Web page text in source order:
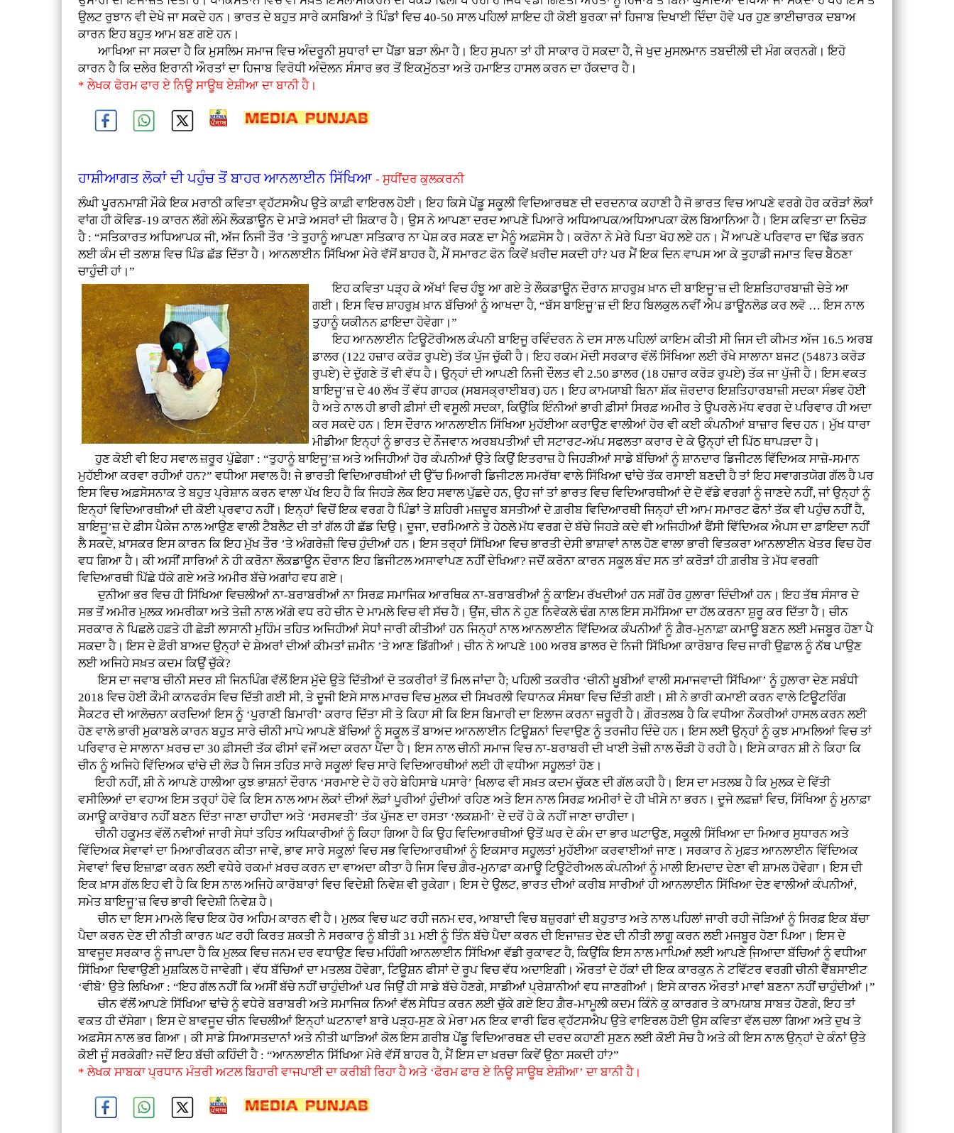
ਉਲਟ ਰੁਝਾਨ ਵੀ ਦੇਖੇ ਜਾ ਸਕਦੇ ਹਨ। ਭਾਰਤ ਦੇ ਬਹੁਤ ਸਾਰੇ ਕਸਬਿਆਂ ਤੇ ਪਿੰਡਾਂ ਵਿਚ 40-50 ਸਾਲ ਪਹਿਲਾਂ ਸ਼ਾਇਦ ਹੀ ਕੋਈ ਬੁਰਕਾ ਜਾਂ ਹਿਜਾਬ ਦਿਖਾਈ ਦਿੰਦਾ ਹੋਵੇ ਪਰ ਹੁਣ ਭਾਈਚਾਰਕ ਦਬਾਅ
ਕਾਰਨ ਇਹ ਬਹੁਤ ਆਮ ਬਣ ਗਏ ਹਨ।
ਆਖਿਆ ਜਾ ਸਕਦਾ ਹੈ ਕਿ ਮੁਸਲਿਮ ਸਮਾਜ ਵਿਚ ਅੰਦਰੂਨੀ ਸੁਧਾਰਾਂ ਦਾ ਪੈਂਡਾ ਬੜਾ ਲੰਮਾ ਹੈ। ਇਹ ਸੁਪਨਾ ਤਾਂ ਹੀ ਸਾਕਾਰ ਹੋ ਸਕਦਾ ਹੈ, ਜੇ ਖੁਦ ਮੁਸਲਮਾਨ ਤਬਦੀਲੀ ਦੀ ਮੰਗ ਕਰਨਗੇ। ਇਹੋ
ਕਾਰਨ ਹੈ ਕਿ ਦਲੇਰ ਇਰਾਨੀ ਔਰਤਾਂ ਦਾ ਹਿਜਾਬ ਵਿਰੋਧੀ ਅੰਦੋਲਨ ਸੰਸਾਰ ਭਰ ਤੋਂ ਇਕਮੁੱਠਤਾ ਅਤੇ ਹਮਾਇਤ ਹਾਸਲ ਕਰਨ ਦਾ ਹੱਕਦਾਰ ਹੈ।
* ਲੇਖਕ ਫੋਰਮ ਫਾਰ ਏ ਨਿਊ ਸਾਊਥ ਏਸ਼ੀਆ ਦਾ ਬਾਨੀ ਹੈ।
ਹਾਸ਼ੀਆਗਤ ਲੋਕਾਂ ਦੀ ਪਹੁੰਚ ਤੋਂ ਬਾਹਰ ਆਨਲਾਈਨ ਸਿੱਖਿਆ- ਸੁਧੀਂਦਰ ਕੁਲਕਰਨੀ
ਲੰਘੀ ਪੂਰਨਮਾਸ਼ੀ ਮੌਕੇ ਇਕ ਮਰਾਠੀ ਕਵਿਤਾ ਵ੍ਹੱਟਸਐਪ ਉਤੇ ਕਾਫ਼ੀ ਵਾਇਰਲ ਹੋਈ। ਇਹ ਕਿਸੇ ਪੇਂਡੂ ਸਕੂਲੀ ਵਿਦਿਆਰਥਣ ਦੀ ਦਰਦਨਾਕ ਕਹਾਣੀ ਹੈ ਜੋ ਭਾਰਤ ਵਿਚ ਆਪਣੇ ਵਰਗੇ ਹੋਰ ਕਰੋੜਾਂ ਲੋਕਾਂ
ਵਾਂਗ ਹੀ ਕੋਵਿਡ-19 ਕਾਰਨ ਲੱਗੇ ਲੰਮੇ ਲੌਕਡਾਊਨ ਦੇ ਮਾੜੇ ਅਸਰਾਂ ਦੀ ਸ਼ਿਕਾਰ ਹੈ। ਉਸ ਨੇ ਆਪਣਾ ਦਰਦ ਆਪਣੇ ਪਿਆਰੇ ਅਧਿਆਪਕ/ਅਧਿਆਪਕਾ ਕੋਲ ਬਿਆਨਿਆ ਹੈ। ਇਸ ਕਵਿਤਾ ਦਾ ਨਿਚੋੜ
ਹੈ : “ਸਤਿਕਾਰਤ ਅਧਿਆਪਕ ਜੀ, ਅੱਜ ਨਿਜੀ ਤੌਰ ’ਤੇ ਤੁਹਾਨੂੰ ਆਪਣਾ ਸਤਿਕਾਰ ਨਾ ਪੇਸ਼ ਕਰ ਸਕਣ ਦਾ ਮੈਨੂੰ ਅਫ਼ਸੋਸ ਹੈ। ਕਰੋਨਾ ਨੇ ਮੇਰੇ ਪਿਤਾ ਖੋਹ ਲਏ ਹਨ। ਮੈਂ ਆਪਣੇ ਪਰਿਵਾਰ ਦਾ ਢਿੱਡ ਭਰਨ
ਲਈ ਕੰਮ ਦੀ ਤਲਾਸ਼ ਵਿਚ ਪਿੰਡ ਛੱਡ ਦਿੱਤਾ ਹੈ। ਆਨਲਾਈਨ ਸਿੱਖਿਆ ਮੇਰੇ ਵੱਸੋਂ ਬਾਹਰ ਹੈ, ਮੈਂ ਸਮਾਰਟ ਫੋਨ ਕਿਵੇਂ ਖ਼ਰੀਦ ਸਕਦੀ ਹਾਂ? ਪਰ ਮੈਂ ਇਕ ਦਿਨ ਵਾਪਸ ਆ ਕੇ ਤੁਹਾਡੀ ਜਮਾਤ ਵਿਚ ਬੈਠਣਾ
ਚਾਹੁੰਦੀ ਹਾਂ।”
ਇਹ ਕਵਿਤਾ ਪੜ੍ਹ ਕੇ ਅੱਖਾਂ ਵਿਚ ਹੰਝੂ ਆ ਗਏ ਤੇ ਲੌਕਡਾਊਨ ਦੌਰਾਨ ਸ਼ਾਹਰੁਖ਼ ਖ਼ਾਨ ਦੀ ਬਾਇਜੂ’ਜ਼ ਦੀ ਇਸ਼ਤਿਹਾਰਬਾਜ਼ੀ ਚੇਤੇ ਆ
ਗਈ। ਇਸ ਵਿਚ ਸ਼ਾਹਰੁਖ਼ ਖ਼ਾਨ ਬੱਚਿਆਂ ਨੂੰ ਆਖਦਾ ਹੈ, “ਬੱਸ ਬਾਇਜੂ’ਜ਼ ਦੀ ਇਹ ਬਿਲਕੁਲ ਨਵੀਂ ਐਪ ਡਾਊਨਲੋਡ ਕਰ ਲਵੋ … ਇਸ ਨਾਲ
ਤੁਹਾਨੂੰ ਯਕੀਨਨ ਫ਼ਾਇਦਾ ਹੋਵੇਗਾ।”
ਇਹ ਆਨਲਾਈਨ ਟਿਊਟੋਰੀਅਲ ਕੰਪਨੀ ਬਾਇਜੂ ਰਵਿੰਦਰਨ ਨੇ ਦਸ ਸਾਲ ਪਹਿਲਾਂ ਕਾਇਮ ਕੀਤੀ ਸੀ ਜਿਸ ਦੀ ਕੀਮਤ ਅੱਜ 16.5 ਅਰਬ
ਡਾਲਰ (122 ਹਜ਼ਾਰ ਕਰੋੜ ਰੁਪਏ) ਤੱਕ ਪੁੱਜ ਚੁੱਕੀ ਹੈ। ਇਹ ਰਕਮ ਮੋਦੀ ਸਰਕਾਰ ਵੱਲੋਂ ਸਿੱਖਿਆ ਲਈ ਰੱਖੇ ਸਾਲਾਨਾ ਬਜਟ (54873 ਕਰੋੜ
ਰੁਪਏ) ਦੇ ਦੁੱਗਣੇ ਤੋਂ ਵੀ ਵੱਧ ਹੈ। ਉਨ੍ਹਾਂ ਦੀ ਆਪਣੀ ਨਿਜੀ ਦੌਲਤ ਵੀ 2.50 ਡਾਲਰ (18 ਹਜ਼ਾਰ ਕਰੋੜ ਰੁਪਏ) ਤੱਕ ਜਾ ਪੁੱਜੀ ਹੈ। ਇਸ ਵਕਤ
ਬਾਇਜੂ’ਜ਼ ਦੇ 40 ਲੱਖ ਤੋਂ ਵੱਧ ਗਾਹਕ (ਸਬਸਕ੍ਰਾਈਬਰ) ਹਨ। ਇਹ ਕਾਮਯਾਬੀ ਬਿਨਾ ਸ਼ੱਕ ਜ਼ੋਰਦਾਰ ਇਸ਼ਤਿਹਾਰਬਾਜ਼ੀ ਸਦਕਾ ਸੰਭਵ ਹੋਈ
ਹੈ ਅਤੇ ਨਾਲ ਹੀ ਭਾਰੀ ਫ਼ੀਸਾਂ ਦੀ ਵਸੂਲੀ ਸਦਕਾ, ਕਿਉਂਕਿ ਇੰਨੀਆਂ ਭਾਰੀ ਫ਼ੀਸਾਂ ਸਿਰਫ਼ ਅਮੀਰ ਤੇ ਉਪਰਲੇ ਮੱਧ ਵਰਗ ਦੇ ਪਰਿਵਾਰ ਹੀ ਅਦਾ
ਕਰ ਸਕਦੇ ਹਨ। ਇਸ ਦੌਰਾਨ ਆਨਲਾਈਨ ਸਿੱਖਿਆ ਮੁਹੱਈਆ ਕਰਾਉਣ ਵਾਲੀਆਂ ਹੋਰ ਵੀ ਕਈ ਕੰਪਨੀਆਂ ਬਾਜ਼ਾਰ ਵਿਚ ਹਨ। ਮੁੱਖ ਧਾਰਾ
ਮੀਡੀਆ ਇਨ੍ਹਾਂ ਨੂੰ ਭਾਰਤ ਦੇ ਨੌਜਵਾਨ ਅਰਬਪਤੀਆਂ ਦੀ ਸਟਾਰਟ-ਅੱਪ ਸਫਲਤਾ ਕਰਾਰ ਦੇ ਕੇ ਉਨ੍ਹਾਂ ਦੀ ਪਿੱਠ ਥਾਪੜਦਾ ਹੈ।
ਹੁਣ ਕੋਈ ਵੀ ਇਹ ਸਵਾਲ ਜ਼ਰੂਰ ਪੁੱਛੇਗਾ : “ਤੁਹਾਨੂੰ ਬਾਇਜੂ’ਜ਼ ਅਤੇ ਅਜਿਹੀਆਂ ਹੋਰ ਕੰਪਨੀਆਂ ਉਤੇ ਕਿਉਂ ਇਤਰਾਜ਼ ਹੈ ਜਿਹੜੀਆਂ ਸਾਡੇ ਬੱਚਿਆਂ ਨੂੰ ਸ਼ਾਨਦਾਰ ਡਿਜੀਟਲ ਵਿੱਦਿਅਕ ਸਾਜ਼ੋ-ਸਮਾਨ
ਮੁਹੱਈਆ ਕਰਵਾ ਰਹੀਆਂ ਹਨ?” ਵਧੀਆ ਸਵਾਲ ਹੈ! ਜੇ ਭਾਰਤੀ ਵਿਦਿਆਰਥੀਆਂ ਦੀ ਉੱਚ ਮਿਆਰੀ ਡਿਜੀਟਲ ਸਮਰੱਥਾ ਵਾਲੇ ਸਿੱਖਿਆ ਢਾਂਚੇ ਤੱਕ ਰਸਾਈ ਬਣਦੀ ਹੈ ਤਾਂ ਇਹ ਸਵਾਗਤਯੋਗ ਗੱਲ ਹੈ ਪਰ
ਇਸ ਵਿਚ ਅਫ਼ਸੋਸਨਾਕ ਤੇ ਬਹੁਤ ਪ੍ਰੇਸ਼ਾਨ ਕਰਨ ਵਾਲਾ ਪੱਖ ਇਹ ਹੈ ਕਿ ਜਿਹੜੇ ਲੋਕ ਇਹ ਸਵਾਲ ਪੁੱਛਦੇ ਹਨ, ਉਹ ਜਾਂ ਤਾਂ ਭਾਰਤ ਵਿਚ ਵਿਦਿਆਰਥੀਆਂ ਦੇ ਦੋ ਵੱਡੇ ਵਰਗਾਂ ਨੂੰ ਜਾਣਦੇ ਨਹੀਂ, ਜਾਂ ਉਨ੍ਹਾਂ ਨੂੰ
ਇਨ੍ਹਾਂ ਵਿਦਿਆਰਥੀਆਂ ਦੀ ਕੋਈ ਪ੍ਰਵਾਹ ਨਹੀਂ। ਇਨ੍ਹਾਂ ਵਿਚੋਂ ਇਕ ਵਰਗ ਹੈ ਪਿੰਡਾਂ ਤੇ ਸ਼ਹਿਰੀ ਮਜ਼ਦੂਰ ਬਸਤੀਆਂ ਦੇ ਗ਼ਰੀਬ ਵਿਦਿਆਰਥੀ ਜਿਨ੍ਹਾਂ ਦੀ ਆਮ ਸਮਾਰਟ ਫੋਨਾਂ ਤੱਕ ਵੀ ਪਹੁੰਚ ਨਹੀਂ ਹੈ,
ਬਾਇਜੂ’ਜ਼ ਦੇ ਫ਼ੀਸ ਪੈਕੇਜ ਨਾਲ ਆਉਣ ਵਾਲੀ ਟੈਬਲੈਟ ਦੀ ਤਾਂ ਗੱਲ ਹੀ ਛੱਡ ਦਿਉ। ਦੂਜਾ, ਦਰਮਿਆਨੇ ਤੇ ਹੇਠਲੇ ਮੱਧ ਵਰਗ ਦੇ ਬੱਚੇ ਜਿਹੜੇ ਕਦੇ ਵੀ ਅਜਿਹੀਆਂ ਫੈਂਸੀ ਵਿੱਦਿਅਕ ਐਪਸ ਦਾ ਫ਼ਾਇਦਾ ਨਹੀਂ
ਲੈ ਸਕਦੇ, ਖ਼ਾਸਕਰ ਇਸ ਕਾਰਨ ਕਿ ਇਹ ਮੁੱਖ ਤੌਰ ’ਤੇ ਅੰਗਰੇਜ਼ੀ ਵਿਚ ਹੁੰਦੀਆਂ ਹਨ। ਇਸ ਤਰ੍ਹਾਂ ਸਿੱਖਿਆ ਵਿਚ ਭਾਰਤੀ ਦੇਸੀ ਭਾਸ਼ਾਵਾਂ ਨਾਲ ਹੋਣ ਵਾਲਾ ਭਾਰੀ ਵਿਤਕਰਾ ਆਨਲਾਈਨ ਖੇਤਰ ਵਿਚ ਹੋਰ
ਵਧ ਗਿਆ ਹੈ। ਕੀ ਅਸੀਂ ਸਾਰਿਆਂ ਨੇ ਹੀ ਕਰੋਨਾ ਲੌਕਡਾਊਨ ਦੌਰਾਨ ਇਹ ਡਿਜੀਟਲ ਅਸਾਵਾਂਪਣ ਨਹੀਂ ਦੇਖਿਆ? ਜਦੋਂ ਕਰੋਨਾ ਕਾਰਨ ਸਕੂਲ ਬੰਦ ਸਨ ਤਾਂ ਕਰੋੜਾਂ ਹੀ ਗ਼ਰੀਬ ਤੇ ਮੱਧ ਵਰਗੀ
ਵਿਦਿਆਰਥੀ ਪਿੱਛੇ ਧੱਕੇ ਗਏ ਅਤੇ ਅਮੀਰ ਬੱਚੇ ਅਗਾਂਹ ਵਧ ਗਏ।
ਦੁਨੀਆ ਭਰ ਵਿਚ ਹੀ ਸਿੱਖਿਆ ਵਿਚਲੀਆਂ ਨਾ-ਬਰਾਬਰੀਆਂ ਨਾ ਸਿਰਫ਼ ਸਮਾਜਿਕ ਆਰਥਿਕ ਨਾ-ਬਰਾਬਰੀਆਂ ਨੂੰ ਕਾਇਮ ਰੱਖਦੀਆਂ ਹਨ ਸਗੋਂ ਹੋਰ ਹੁਲਾਰਾ ਦਿੰਦੀਆਂ ਹਨ। ਇਹ ਤੱਥ ਸੰਸਾਰ ਦੇ
ਸਭ ਤੋਂ ਅਮੀਰ ਮੁਲਕ ਅਮਰੀਕਾ ਅਤੇ ਤੇਜ਼ੀ ਨਾਲ ਅੱਗੇ ਵਧ ਰਹੇ ਚੀਨ ਦੇ ਮਾਮਲੇ ਵਿਚ ਵੀ ਸੱਚ ਹੈ। ਉਂਜ, ਚੀਨ ਨੇ ਹੁਣ ਨਿਵੇਕਲੇ ਢੰਗ ਨਾਲ ਇਸ ਸਮੱਸਿਆ ਦਾ ਹੱਲ ਕਰਨਾ ਸ਼ੁਰੂ ਕਰ ਦਿੱਤਾ ਹੈ। ਚੀਨ
ਸਰਕਾਰ ਨੇ ਪਿਛਲੇ ਹਫ਼ਤੇ ਹੀ ਛੇੜੀ ਲਾਸਾਨੀ ਮੁਹਿੰਮ ਤਹਿਤ ਅਜਿਹੀਆਂ ਸੇਧਾਂ ਜਾਰੀ ਕੀਤੀਆਂ ਹਨ ਜਿਨ੍ਹਾਂ ਨਾਲ ਆਨਲਾਈਨ ਵਿੱਦਿਅਕ ਕੰਪਨੀਆਂ ਨੂੰ ਗ਼ੈਰ-ਮੁਨਾਫ਼ਾ ਕਮਾਊ ਬਣਨ ਲਈ ਮਜਬੂਰ ਹੋਣਾ ਪੈ
ਸਕਦਾ ਹੈ। ਇਸ ਦੇ ਫ਼ੌਰੀ ਬਾਅਦ ਉਨ੍ਹਾਂ ਦੇ ਸ਼ੇਅਰਾਂ ਦੀਆਂ ਕੀਮਤਾਂ ਜ਼ਮੀਨ ’ਤੇ ਆਣ ਡਿੱਗੀਆਂ। ਚੀਨ ਨੇ ਆਪਣੇ 100 ਅਰਬ ਡਾਲਰ ਦੇ ਨਿਜੀ ਸਿੱਖਿਆ ਕਾਰੋਬਾਰ ਵਿਚ ਜਾਰੀ ਉਛਾਲ ਨੂੰ ਨੱਥ ਪਾਉਣ
ਲਈ ਅਜਿਹੇ ਸਖ਼ਤ ਕਦਮ ਕਿਉਂ ਚੁੱਕੇ?
ਇਸ ਦਾ ਜਵਾਬ ਚੀਨੀ ਸਦਰ ਸ਼ੀ ਜਿਨਪਿੰਗ ਵੱਲੋਂ ਇਸ ਮੁੱਦੇ ਉਤੇ ਦਿੱਤੀਆਂ ਦੋ ਤਕਰੀਰਾਂ ਤੋਂ ਮਿਲ ਜਾਂਦਾ ਹੈ; ਪਹਿਲੀ ਤਕਰੀਰ ‘ਚੀਨੀ ਖ਼ੂਬੀਆਂ ਵਾਲੀ ਸਮਾਜਵਾਦੀ ਸਿੱਖਿਆ’ ਨੂੰ ਹੁਲਾਰਾ ਦੇਣ ਸਬੰਧੀ
2018 ਵਿਚ ਹੋਈ ਕੌਮੀ ਕਾਨਫਰੰਸ ਵਿਚ ਦਿੱਤੀ ਗਈ ਸੀ, ਤੇ ਦੂਜੀ ਇਸੇ ਸਾਲ ਮਾਰਚ ਵਿਚ ਮੁਲਕ ਦੀ ਸਿਖਰਲੀ ਵਿਧਾਨਕ ਸੰਸਥਾ ਵਿਚ ਦਿੱਤੀ ਗਈ। ਸ਼ੀ ਨੇ ਭਾਰੀ ਕਮਾਈ ਕਰਨ ਵਾਲੇ ਟਿਊਟਰਿੰਗ
ਸੈਕਟਰ ਦੀ ਆਲੋਚਨਾ ਕਰਦਿਆਂ ਇਸ ਨੂੰ ‘ਪੁਰਾਣੀ ਬਿਮਾਰੀ’ ਕਰਾਰ ਦਿੱਤਾ ਸੀ ਤੇ ਕਿਹਾ ਸੀ ਕਿ ਇਸ ਬਿਮਾਰੀ ਦਾ ਇਲਾਜ ਕਰਨਾ ਜ਼ਰੂਰੀ ਹੈ। ਗ਼ੌਰਤਲਬ ਹੈ ਕਿ ਵਧੀਆ ਨੌਕਰੀਆਂ ਹਾਸਲ ਕਰਨ ਲਈ
ਹੋਣ ਵਾਲੇ ਭਾਰੀ ਮੁਕਾਬਲੇ ਕਾਰਨ ਬਹੁਤ ਸਾਰੇ ਚੀਨੀ ਮਾਪੇ ਆਪਣੇ ਬੱਚਿਆਂ ਨੂੰ ਸਕੂਲ ਤੋਂ ਬਾਅਦ ਆਨਲਾਈਨ ਟਿਊਸ਼ਨਾਂ ਦਿਵਾਉਣ ਨੂੰ ਤਰਜੀਹ ਦਿੰਦੇ ਹਨ। ਇਸ ਲਈ ਉਨ੍ਹਾਂ ਨੂੰ ਕੁਝ ਮਾਮਲਿਆਂ ਵਿਚ ਤਾਂ
ਪਰਿਵਾਰ ਦੇ ਸਾਲਾਨਾ ਖ਼ਰਚ ਦਾ 30 ਫ਼ੀਸਦੀ ਤੱਕ ਫੀਸਾਂ ਵਜੋਂ ਅਦਾ ਕਰਨਾ ਪੈਂਦਾ ਹੈ। ਇਸ ਨਾਲ ਚੀਨੀ ਸਮਾਜ ਵਿਚ ਨਾ-ਬਰਾਬਰੀ ਦੀ ਖਾਈ ਤੇਜ਼ੀ ਨਾਲ ਚੌੜੀ ਹੋ ਰਹੀ ਹੈ। ਇਸੇ ਕਾਰਨ ਸ਼ੀ ਨੇ ਕਿਹਾ ਕਿ
ਚੀਨ ਨੂੰ ਅਜਿਹੇ ਵਿੱਦਿਅਕ ਢਾਂਚੇ ਦੀ ਲੋੜ ਹੈ ਜਿਸ ਤਹਿਤ ਸਾਰੇ ਸਕੂਲਾਂ ਵਿਚ ਸਾਰੇ ਵਿਦਿਆਰਥੀਆਂ ਲਈ ਹੀ ਵਧੀਆ ਸਹੂਲਤਾਂ ਹੋਣ।
ਇਹੀ ਨਹੀਂ, ਸ਼ੀ ਨੇ ਆਪਣੇ ਹਾਲੀਆ ਕੁਝ ਭਾਸ਼ਨਾਂ ਦੌਰਾਨ ‘ਸਰਮਾਏ ਦੇ ਹੋ ਰਹੇ ਬੇਹਿਸਾਬੇ ਪਸਾਰੇ’ ਖਿ਼ਲਾਫ ਵੀ ਸਖ਼ਤ ਕਦਮ ਚੁੱਕਣ ਦੀ ਗੱਲ ਕਹੀ ਹੈ। ਇਸ ਦਾ ਮਤਲਬ ਹੈ ਕਿ ਮੁਲਕ ਦੇ ਵਿੱਤੀ
ਵਸੀਲਿਆਂ ਦਾ ਵਹਾਅ ਇਸ ਤਰ੍ਹਾਂ ਹੋਵੇ ਕਿ ਇਸ ਨਾਲ ਆਮ ਲੋਕਾਂ ਦੀਆਂ ਲੋੜਾਂ ਪੂਰੀਆਂ ਹੁੰਦੀਆਂ ਰਹਿਣ ਅਤੇ ਇਸ ਨਾਲ ਸਿਰਫ਼ ਅਮੀਰਾਂ ਦੇ ਹੀ ਖੀਸੇ ਨਾ ਭਰਨ। ਦੂਜੇ ਲਫ਼ਜ਼ਾਂ ਵਿਚ, ਸਿੱਖਿਆ ਨੂੰ ਮੁਨਾਫ਼ਾ
ਕਮਾਊ ਕਾਰੋਬਾਰ ਨਹੀਂ ਬਣਨ ਦਿੱਤਾ ਜਾਣਾ ਚਾਹੀਦਾ ਅਤੇ ‘ਸਰਸਵਤੀ’ ਤੱਕ ਪੁੱਜਣ ਦਾ ਰਸਤਾ ‘ਲਕਸ਼ਮੀ’ ਦੇ ਦਰੋਂ ਹੋ ਕੇ ਨਹੀਂ ਜਾਣਾ ਚਾਹੀਦਾ।
ਚੀਨੀ ਹਕੂਮਤ ਵੱਲੋਂ ਨਵੀਆਂ ਜਾਰੀ ਸੇਧਾਂ ਤਹਿਤ ਅਧਿਕਾਰੀਆਂ ਨੂੰ ਕਿਹਾ ਗਿਆ ਹੈ ਕਿ ਉਹ ਵਿਦਿਆਰਥੀਆਂ ਉਤੋਂ ਘਰ ਦੇ ਕੰਮ ਦਾ ਭਾਰ ਘਟਾਉਣ, ਸਕੂਲੀ ਸਿੱਖਿਆ ਦਾ ਮਿਆਰ ਸੁਧਾਰਨ ਅਤੇ
ਵਿੱਦਿਅਕ ਸੇਵਾਵਾਂ ਦਾ ਮਿਆਰੀਕਰਨ ਕੀਤਾ ਜਾਵੇ, ਭਾਵ ਸਾਰੇ ਸਕੂਲਾਂ ਵਿਚ ਸਭ ਵਿਦਿਆਰਥੀਆਂ ਨੂੰ ਇਕਸਾਰ ਸਹੂਲਤਾਂ ਮੁਹੱਈਆ ਕਰਵਾਈਆਂ ਜਾਣ। ਸਰਕਾਰ ਨੇ ਮੁਫ਼ਤ ਆਨਲਾਈਨ ਵਿੱਦਿਅਕ
ਸੇਵਾਵਾਂ ਵਿਚ ਇਜ਼ਾਫ਼ਾ ਕਰਨ ਲਈ ਵਧੇਰੇ ਰਕਮਾਂ ਖ਼ਰਚ ਕਰਨ ਦਾ ਵਾਅਦਾ ਕੀਤਾ ਹੈ ਜਿਸ ਵਿਚ ਗ਼ੈਰ-ਮੁਨਾਫ਼ਾ ਕਮਾਊ ਟਿਊਟੋਰੀਅਲ ਕੰਪਨੀਆਂ ਨੂੰ ਮਾਲੀ ਇਮਦਾਦ ਦੇਣਾ ਵੀ ਸ਼ਾਮਲ ਹੋਵੇਗਾ। ਇਸ ਦੀ
ਇਕ ਖ਼ਾਸ ਗੱਲ ਇਹ ਵੀ ਹੈ ਕਿ ਇਸ ਨਾਲ ਅਜਿਹੇ ਕਾਰੋਬਾਰਾਂ ਵਿਚ ਵਿਦੇਸ਼ੀ ਨਿਵੇਸ਼ ਵੀ ਰੁਕੇਗਾ। ਇਸ ਦੇ ਉਲਟ, ਭਾਰਤ ਦੀਆਂ ਕਰੀਬ ਸਾਰੀਆਂ ਹੀ ਆਨਲਾਈਨ ਸਿੱਖਿਆ ਦੇਣ ਵਾਲੀਆਂ ਕੰਪਨੀਆਂ,
ਸਮੇਤ ਬਾਇਜੂ’ਜ਼ ਵਿਚ ਭਾਰੀ ਵਿਦੇਸ਼ੀ ਨਿਵੇਸ਼ ਹੈ।
ਚੀਨ ਦਾ ਇਸ ਮਾਮਲੇ ਵਿਚ ਇਕ ਹੋਰ ਅਹਿਮ ਕਾਰਨ ਵੀ ਹੈ। ਮੁਲਕ ਵਿਚ ਘਟ ਰਹੀ ਜਨਮ ਦਰ, ਆਬਾਦੀ ਵਿਚ ਬਜ਼ੁਰਗਾਂ ਦੀ ਬਹੁਤਾਤ ਅਤੇ ਨਾਲ ਪਹਿਲਾਂ ਜਾਰੀ ਰਹੀ ਜੋੜਿਆਂ ਨੂੰ ਸਿਰਫ਼ ਇਕ ਬੱਚਾ
ਪੈਦਾ ਕਰਨ ਦੇਣ ਦੀ ਨੀਤੀ ਕਾਰਨ ਘਟ ਰਹੀ ਕਿਰਤ ਸ਼ਕਤੀ ਨੇ ਸਰਕਾਰ ਨੂੰ ਬੀਤੀ 31 ਮਈ ਨੂੰ ਤਿੰਨ ਬੱਚੇ ਪੈਦਾ ਕਰਨ ਦੀ ਇਜਾਜ਼ਤ ਦੇਣ ਦੀ ਨੀਤੀ ਲਾਗੂ ਕਰਨ ਲਈ ਮਜਬੂਰ ਹੋਣਾ ਪਿਆ। ਇਸ ਦੇ
ਬਾਵਜੂਦ ਸਰਕਾਰ ਨੂੰ ਜਾਪਦਾ ਹੈ ਕਿ ਮੁਲਕ ਵਿਚ ਜਨਮ ਦਰ ਵਧਾਉਣ ਵਿਚ ਮਹਿੰਗੀ ਆਨਲਾਈਨ ਸਿੱਖਿਆ ਵੱਡੀ ਰੁਕਾਵਟ ਹੈ, ਕਿਉਂਕਿ ਇਸ ਨਾਲ ਮਾਪਿਆਂ ਲਈ ਆਪਣੇ ਜਿ਼ਆਦਾ ਬੱਚਿਆਂ ਨੂੰ ਵਧੀਆ
ਸਿੱਖਿਆ ਦਿਵਾਉਣੀ ਮੁਸ਼ਕਿਲ ਹੋ ਜਾਵੇਗੀ। ਵੱਧ ਬੱਚਿਆਂ ਦਾ ਮਤਲਬ ਹੋਵੇਗਾ, ਟਿਊਸ਼ਨ ਫੀਸਾਂ ਦੇ ਰੂਪ ਵਿਚ ਵੱਧ ਅਦਾਇਗੀ। ਔਰਤਾਂ ਦੇ ਹੱਕਾਂ ਦੀ ਇਕ ਕਾਰਕੁਨ ਨੇ ਟਵਿੱਟਰ ਵਰਗੀ ਚੀਨੀ ਵੈੱਬਸਾਈਟ
‘ਵੀਬੋ’ ਉਤੇ ਲਿਖਿਆ : “ਇਹ ਗੱਲ ਨਹੀਂ ਕਿ ਅਸੀਂ ਬੱਚੇ ਨਹੀਂ ਚਾਹੁੰਦੀਆਂ ਪਰ ਜਿਉਂ ਹੀ ਸਾਡੇ ਬੱਚੇ ਹੋਣਗੇ, ਸਾਡੀਆਂ ਪ੍ਰੇਸ਼ਾਨੀਆਂ ਵਧ ਜਾਣਗੀਆਂ। ਇਸੇ ਕਾਰਨ ਔਰਤਾਂ ਮਾਵਾਂ ਬਣਨਾ ਨਹੀਂ ਚਾਹੁੰਦੀਆਂ।”
ਚੀਨ ਵੱਲੋਂ ਆਪਣੇ ਸਿੱਖਿਆ ਢਾਂਚੇ ਨੂੰ ਵਧੇਰੇ ਬਰਾਬਰੀ ਅਤੇ ਸਮਾਜਿਕ ਨਿਆਂ ਵੱਲ ਸੇਧਿਤ ਕਰਨ ਲਈ ਚੁੱਕੇ ਗਏ ਇਹ ਗ਼ੈਰ-ਮਾਮੂਲੀ ਕਦਮ ਕਿੰਨੇ ਕੁ ਕਾਰਗਰ ਤੇ ਕਾਮਯਾਬ ਸਾਬਤ ਹੋਣਗੇ, ਇਹ ਤਾਂ
ਵਕਤ ਹੀ ਦੱਸੇਗਾ। ਇਸ ਦੇ ਬਾਵਜੂਦ ਚੀਨ ਵਿਚਲੀਆਂ ਇਨ੍ਹਾਂ ਘਟਨਾਵਾਂ ਬਾਰੇ ਪੜ੍ਹ-ਸੁਣ ਕੇ ਮੇਰਾ ਮਨ ਇਕ ਵਾਰੀ ਫਿਰ ਵ੍ਹੱਟਸਐਪ ਉਤੇ ਵਾਇਰਲ ਹੋਈ ਉਸ ਕਵਿਤਾ ਵੱਲ ਚਲਾ ਗਿਆ ਅਤੇ ਦੁਖ ਤੇ
ਅਫ਼ਸੋਸ ਨਾਲ ਭਰ ਗਿਆ। ਕੀ ਸਾਡੇ ਸਿਆਸਤਦਾਨਾਂ ਅਤੇ ਨੀਤੀ ਘਾੜਿਆਂ ਕੋਲ ਇਸ ਗ਼ਰੀਬ ਪੇਂਡੂ ਵਿਦਿਆਰਥਣ ਦੀ ਦਰਦ ਕਹਾਣੀ ਸੁਣਨ ਲਈ ਕੋਈ ਸੋਚ ਹੈ ਅਤੇ ਕੀ ਇਸ ਨਾਲ ਉਨ੍ਹਾਂ ਦੇ ਕੰਨਾਂ ਉਤੇ
ਕੋਈ ਜੂੰ ਸਰਕੇਗੀ? ਜਦੋਂ ਇਹ ਬੱਚੀ ਕਹਿੰਦੀ ਹੈ : “ਆਨਲਾਈਨ ਸਿੱਖਿਆ ਮੇਰੇ ਵੱਸੋਂ ਬਾਹਰ ਹੈ, ਮੈਂ ਇਸ ਦਾ ਖ਼ਰਚਾ ਕਿਵੇਂ ਉਠਾ ਸਕਦੀ ਹਾਂ?”
* ਲੇਖਕ ਸਾਬਕਾ ਪ੍ਰਧਾਨ ਮੰਤਰੀ ਅਟਲ ਬਿਹਾਰੀ ਵਾਜਪਾਈ ਦਾ ਕਰੀਬੀ ਰਿਹਾ ਹੈ ਅਤੇ ‘ਫੋਰਮ ਫਾਰ ਏ ਨਿਊ ਸਾਊਥ ਏਸ਼ੀਆ’ ਦਾ ਬਾਨੀ ਹੈ।